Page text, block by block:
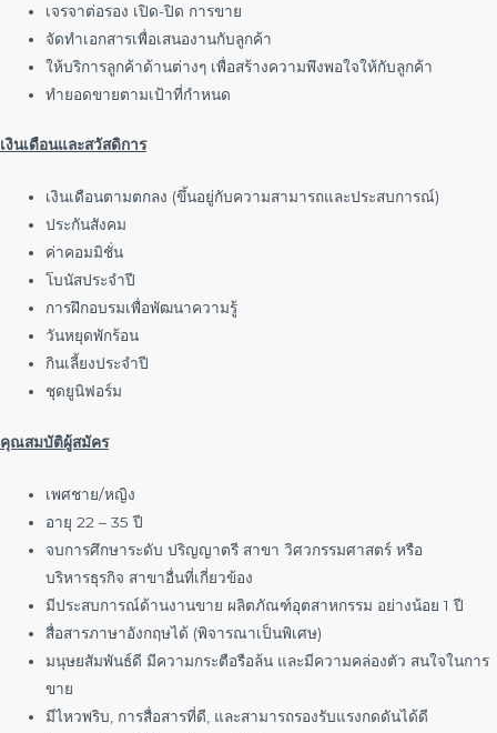
เจรจาต่อรอง เปิด-ปิด การขาย
จัดทำเอกสารเพื่อเสนองานกับลูกค้า
ให้บริการลูกค้าด้านต่างๆ เพื่อสร้างความพึงพอใจให้กับลูกค้า
ทำยอดขายตามเป้าที่กำหนด
เงินเดือนและสวัสดิการ
เงินเดือนตามตกลง (ขึ้นอยู่กับความสามารถและประสบการณ์)
ประกันสังคม
ค่าคอมมิชั่น
โบนัสประจำปี
การฝึกอบรมเพื่อพัฒนาความรู้
วันหยุดพักร้อน
กินเลี้ยงประจำปี
ชุดยูนิฟอร์ม
คุณสมบัติผู้สมัคร
เพศชาย/หญิง
อายุ 22 – 35 ปี
จบการศึกษาระดับ ปริญญาตรี สาขา วิศวกรรมศาสตร์ หรือ
บริหารธุรกิจ สาขาอื่นที่เกี่ยวข้อง
มีประสบการณ์ด้านงานขาย ผลิตภัณฑ์อุตสาหกรรม อย่างน้อย 1 ปี
สื่อสารภาษาอังกฤษได้ (พิจารณาเป็นพิเศษ)
มนุษยสัมพันธ์ดี มีความกระตือรือล้น และมีความคล่องตัว สนใจในการ
ขาย
มีไหวพริบ, การสื่อสารที่ดี, และสามารถรองรับแรงกดดันได้ดี